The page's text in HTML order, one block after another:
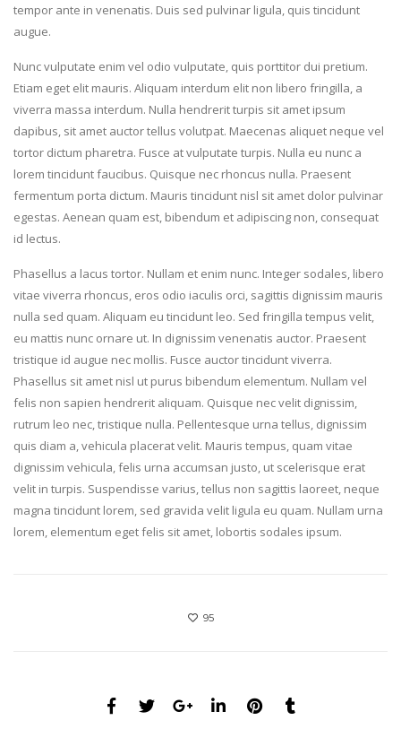
tempor ante in venenatis. Duis sed pulvinar ligula, quis tincidunt
augue.
Nunc vulputate enim vel odio vulputate, quis porttitor dui pretium.
Etiam eget elit mauris. Aliquam interdum elit non libero fringilla, a
viverra massa interdum. Nulla hendrerit turpis sit amet ipsum
dapibus, sit amet auctor tellus volutpat. Maecenas aliquet neque vel
tortor dictum pharetra. Fusce at vulputate turpis. Nulla eu nunc a
lorem tincidunt faucibus. Quisque nec rhoncus nulla. Praesent
fermentum porta dictum. Mauris tincidunt nisl sit amet dolor pulvinar
egestas. Aenean quam est, bibendum et adipiscing non, consequat
id lectus.
Phasellus a lacus tortor. Nullam et enim nunc. Integer sodales, libero
vitae viverra rhoncus, eros odio iaculis orci, sagittis dignissim mauris
nulla sed quam. Aliquam eu tincidunt leo. Sed fringilla tempus velit,
eu mattis nunc ornare ut. In dignissim venenatis auctor. Praesent
tristique id augue nec mollis. Fusce auctor tincidunt viverra.
Phasellus sit amet nisl ut purus bibendum elementum. Nullam vel
felis non sapien hendrerit aliquam. Quisque nec velit dignissim,
rutrum leo nec, tristique nulla. Pellentesque urna tellus, dignissim
quis diam a, vehicula placerat velit. Mauris tempus, quam vitae
dignissim vehicula, felis urna accumsan justo, ut scelerisque erat
velit in turpis. Suspendisse varius, tellus non sagittis laoreet, neque
magna tincidunt lorem, sed gravida velit ligula eu quam. Nullam urna
lorem, elementum eget felis sit amet, lobortis sodales ipsum.
95